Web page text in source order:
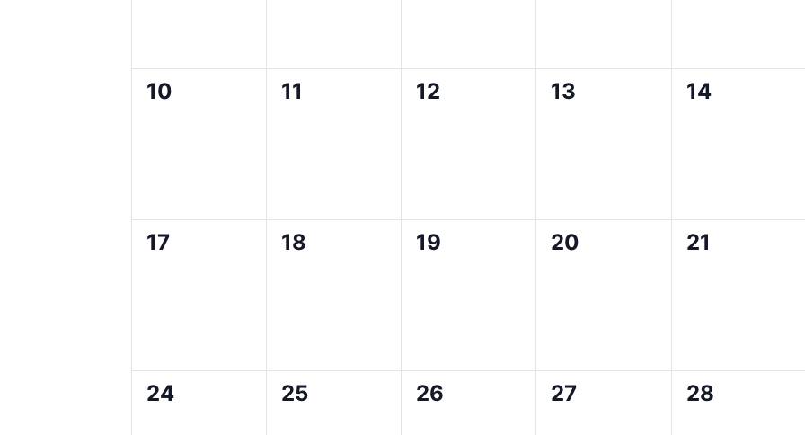
0
10
0
11
0
12
0
13
0
14
0
17
0
18
0
19
0
20
0
21
0
24
0
25
0
26
0
27
0
28